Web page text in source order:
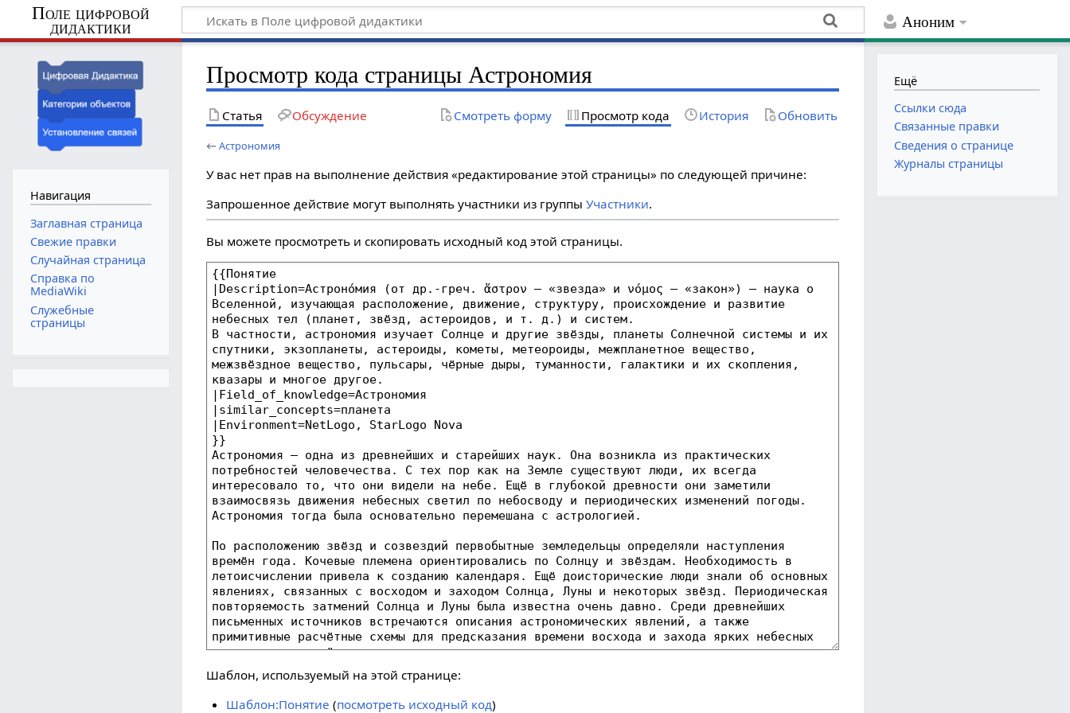
Аноним
Поле цифровой
дидактики
Просмотр кода страницы Астрономия
Статья Обсуждение Смотреть форму Просмотр кода История Обновить
←Астрономия
У вас нет прав на выполнение действия «редактирование этой страницы» по следующей причине:
Запрошенное действие могут выполнять участники из группыУчастники.
Вы можете просмотреть и скопировать исходный код этой страницы.
Шаблон, используемый на этой странице:
Шаблон:Понятие (посмотреть исходный код)
Навигация
Заглавная страница
Свежие правки
Случайная страница
Справка по
MediaWiki
Служебные
страницы
Ещё
Ссылки сюда
Связанные правки
Сведения о странице
Журналы страницы